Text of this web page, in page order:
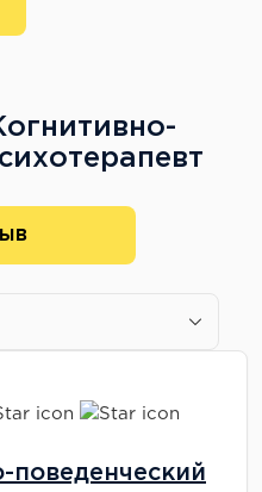
поведенческий